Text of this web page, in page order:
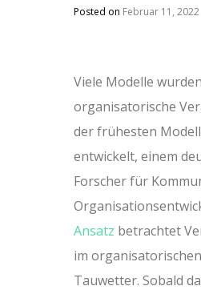
Posted on Februar 11, 2022
Viele Modelle
organisatorische
der frühesten
entwickelt, einem
Forscher für
Ansatz betrachtet
im
Tauwetter. Sobald